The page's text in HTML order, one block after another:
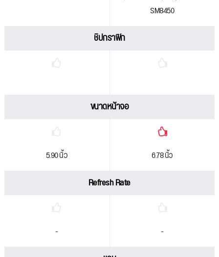
SM8450
ชิปกราฟิก
ขนาดหน้าจอ
5.90 นิ้ว 6.78 นิ้ว
Refresh Rate
- -